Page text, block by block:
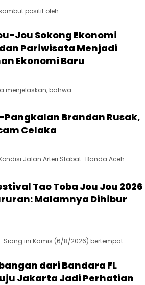
positif oleh…
Jou Sokong Ekonomi
Pariwisata Menjadi
Ekonomi Baru
menjelaskan, bahwa…
Brandan Rusak,
Celaka
Jalan Arteri Stabat–Banda Aceh…
Tao Toba Jou Jou 2026
Malamnya Dihibur
ini Kamis (6/8/2026) bertempat…
dari Bandara FL
Jakarta Jadi Perhatian